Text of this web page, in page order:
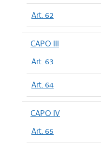
Art. 62
CAPO III
Art. 63
Art. 64
CAPO IV
Art. 65